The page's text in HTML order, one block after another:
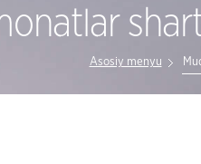
Asosiy menyu